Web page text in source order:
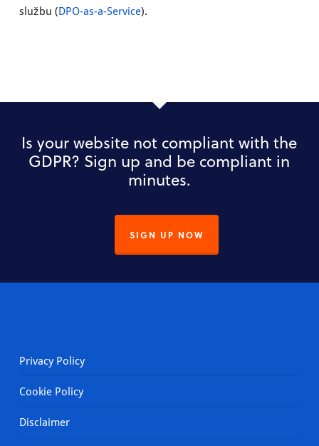
službu (DPO-as-a-Service).
Is your website not compliant with the
GDPR? Sign up and be compliant in
minutes.
SIGN UP NOW
Privacy Policy
Cookie Policy
Disclaimer